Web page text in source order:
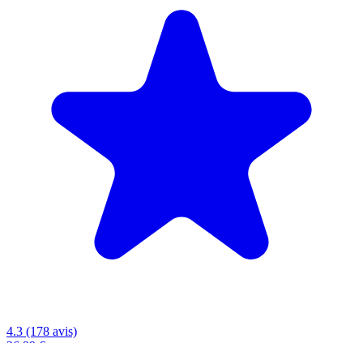
4.3 (178 avis)